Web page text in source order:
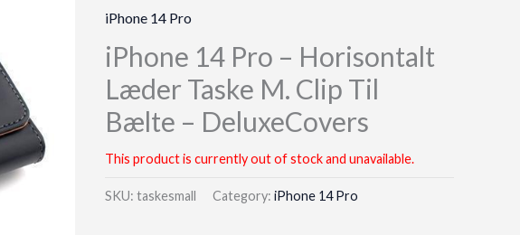
iPhone 14 Pro
iPhone 14 Pro – Horisontalt
Læder Taske M. Clip Til
Bælte – DeluxeCovers
This product is currently out of stock and unavailable.
SKU:taskesmall Category:iPhone 14 Pro